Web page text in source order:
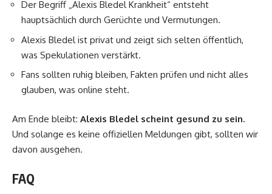
Der Begriff „Alexis Bledel Krankheit“ entsteht
hauptsächlich durch Gerüchte und Vermutungen.
Alexis Bledel ist privat und zeigt sich selten öffentlich,
was Spekulationen verstärkt.
Fans sollten ruhig bleiben, Fakten prüfen und nicht alles
glauben, was online steht.
Am Ende bleibt: Alexis Bledel scheint gesund zu sein.
Und solange es keine offiziellen Meldungen gibt, sollten wir
davon ausgehen.
FAQ